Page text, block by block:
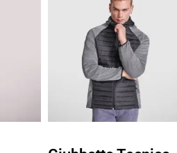
€
€
di
prezzo:
da
22,27 €
a
31,81 €